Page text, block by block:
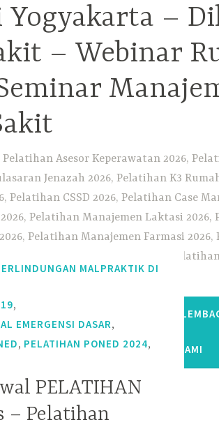
–
– Webinar
Asesor Keperawatan 2026,
Jenazah 2026, Pelatihan K3
CSSD 2026, Pelatihan Case
Pelatihan Manajemen Laktasi
Pelatihan Manajemen Farmasi 2026,
2026, Pelatihan CASEMIX 2026,
LEGALITAS
PERMINTAAN KONTAK KAMI
MALPRAKTIK DI
,
EMERGENSI DASAR,
, PELATIHAN PONED 2024,
PELATIHAN
– Pelatihan